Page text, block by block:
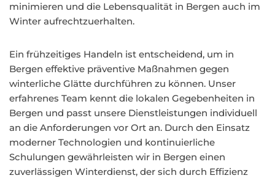
minimieren und die Lebensqualität in Bergen auch im
Winter aufrechtzuerhalten.
Ein frühzeitiges Handeln ist entscheidend, um in
Bergen effektive präventive Maßnahmen gegen
winterliche Glätte durchführen zu können. Unser
erfahrenes Team kennt die lokalen Gegebenheiten in
Bergen und passt unsere Dienstleistungen individuell
an die Anforderungen vor Ort an. Durch den Einsatz
moderner Technologien und kontinuierliche
Schulungen gewährleisten wir in Bergen einen
zuverlässigen Winterdienst, der sich durch Effizienz